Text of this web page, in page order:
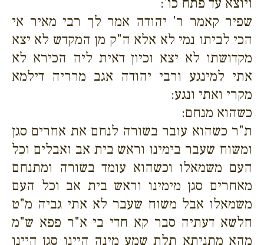
שפיר קאמר ר' יהודה אמר לך רבי מאיר אי
הכי לביתו נמי לא אלא ה"ק מן המקדש לא יצא
מקדושתו לא יצא וכיון דאית ליה הכירא לא
אתי למינגע ורבי יהודה אגב מרריה דילמא
מקרי ואתי ונגע:
כשהוא מנחם:
ת"ר כשהוא עובר בשורה לנחם את אחרים סגן
ומשוח שעבר בימינו וראש בית אב ואבלים וכל
העם משמאלו וכשהוא עומד בשורה ומתנחם
מאחרים סגן מימינו וראש בית אב וכל העם
משמאלו אבל משוח שעבר לא אתי גביה מ"ט
חלשא דעתיה סבר קא חדי בי א"ר פפא ש"מ
מהא מתניתא תלת שמע מינה היינו סגן היינו